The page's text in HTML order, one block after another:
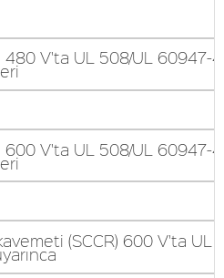
V'ta UL 508/UL 60947-
V'ta UL 508/UL 60947-
(SCCR) 600 V'ta UL